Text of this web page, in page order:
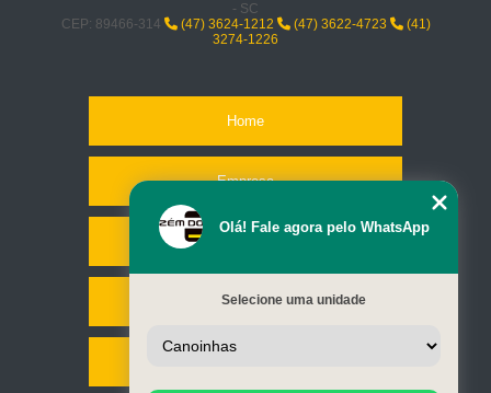
- SC
CEP: 89466-314
(47) 3624-1212 (47) 3622-4723
(41)
3274-1226
Home
Empresa
Serviços
Olá! Fale agora pelo WhatsApp
Selecione uma unidade